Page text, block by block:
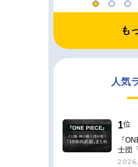
も
人気
1位
『
士団
ネタ